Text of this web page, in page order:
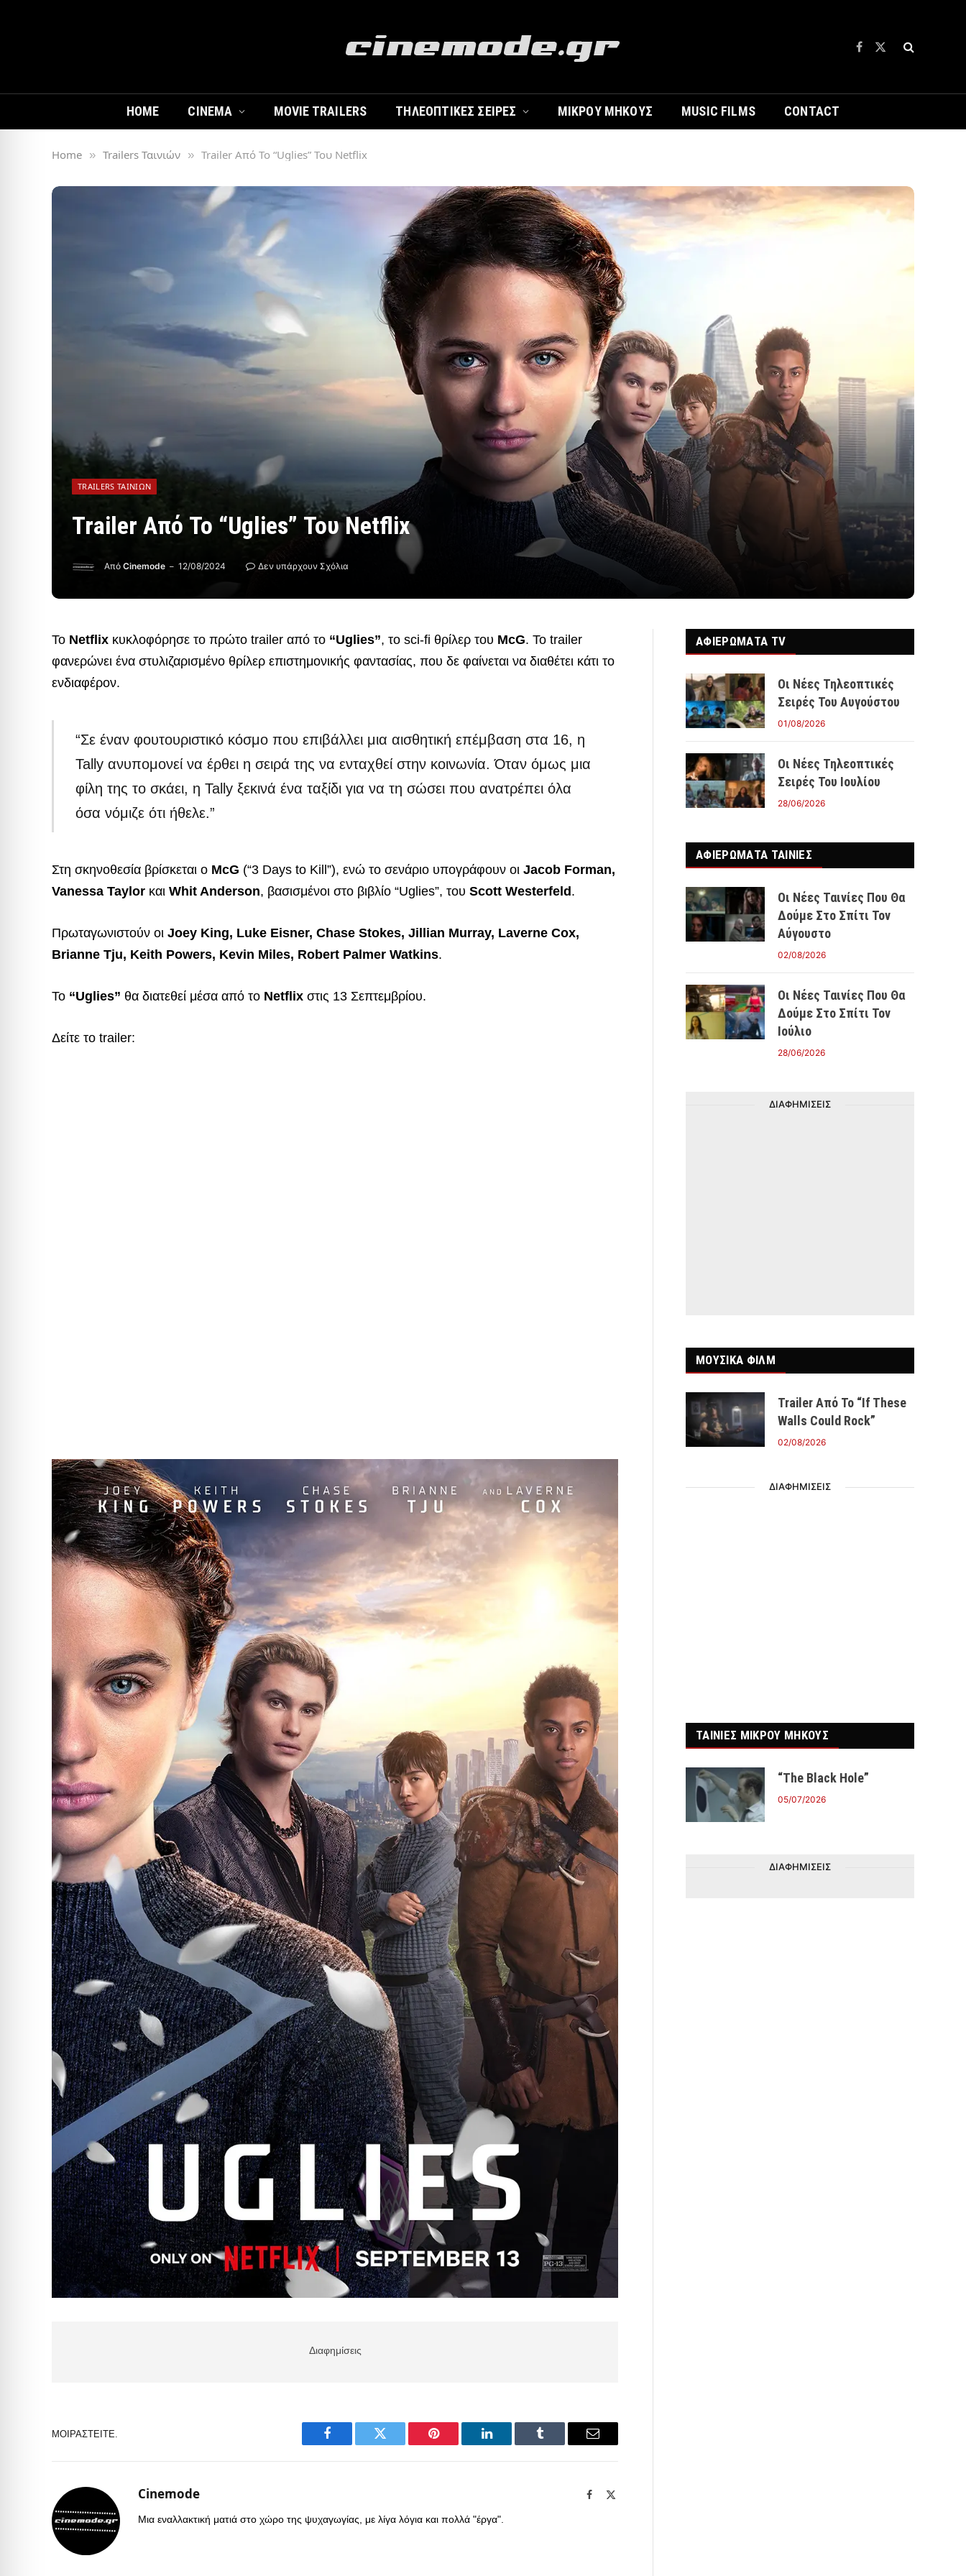
Facebook
X
HOME CINEMA MOVIE TRAILERS ΤΗΛΕΟΠΤΙΚΈΣ ΣΕΙΡΈΣ ΜΙΚΡΟΎ ΜΉΚΟΥΣ MUSIC FILMS CONTACT
Home » Trailers Ταινιών » Trailer Από Το “Uglies” Του Netflix
TRAILERS ΤΑΙΝΙΏΝ
Trailer Από Το “Uglies” Του Netflix
Από Cinemode 12/08/2024 Δεν υπάρχουν Σχόλια
Το Netflix κυκλοφόρησε το πρώτο trailer από το “Uglies”, το sci-fi θρίλερ του McG. Το trailer
φανερώνει ένα στυλιζαρισμένο θρίλερ επιστημονικής φαντασίας, που δε φαίνεται να διαθέτει κάτι το
ενδιαφέρον.
“Σε έναν φουτουριστικό κόσμο που επιβάλλει μια αισθητική επέμβαση στα 16, η
Tally ανυπομονεί να έρθει η σειρά της να ενταχθεί στην κοινωνία. Όταν όμως μια
φίλη της το σκάει, η Tally ξεκινά ένα ταξίδι για να τη σώσει που ανατρέπει όλα
όσα νόμιζε ότι ήθελε.”
Στη σκηνοθεσία βρίσκεται ο McG (“3 Days to Kill”), ενώ το σενάριο υπογράφουν οι Jacob Forman,
Vanessa Taylor και Whit Anderson, βασισμένοι στο βιβλίο “Uglies”, του Scott Westerfeld .
Πρωταγωνιστούν οι Joey King, Luke Eisner, Chase Stokes, Jillian Murray, Laverne Cox,
Brianne Tju, Keith Powers, Kevin Miles, Robert Palmer Watkins.
Το “Uglies” θα διατεθεί μέσα από το Netflix στις 13 Σεπτεμβρίου.
Δείτε το trailer:
Διαφημίσεις
ΜΟΙΡΑΣΤΕΊΤΕ.
Facebook Twitter Pinterest LinkedIn Tumblr Email
Cinemode Facebook
Μια εναλλακτική ματιά στο χώρο της ψυχαγωγίας, με λίγα λόγια και πολλά "έργα".
ΑΦΙΕΡΩΜΑΤΑ TV
Οι Νέες Τηλεοπτικές
Σειρές Του Αυγούστου
01/08/2026
Οι Νέες Τηλεοπτικές
Σειρές Του Ιουλίου
28/06/2026
ΑΦΙΕΡΩΜΑΤΑ ΤΑΙΝΊΕΣ
Οι Νέες Ταινίες Που Θα
Δούμε Στο Σπίτι Τον
Αύγουστο
02/08/2026
Οι Νέες Ταινίες Που Θα
Δούμε Στο Σπίτι Τον
Ιούλιο
28/06/2026
ΔΙΑΦΗΜΙΣΕΙΣ
ΜΟΥΣΙΚΑ ΦΙΛΜ
Trailer Από Το “If These
Walls Could Rock”
02/08/2026
ΔΙΑΦΗΜΙΣΕΙΣ
ΤΑΙΝΙΕΣ ΜΙΚΡΟΥ ΜΗΚΟΥΣ
“The Black Hole”
05/07/2026
ΔΙΑΦΗΜΙΣΕΙΣ